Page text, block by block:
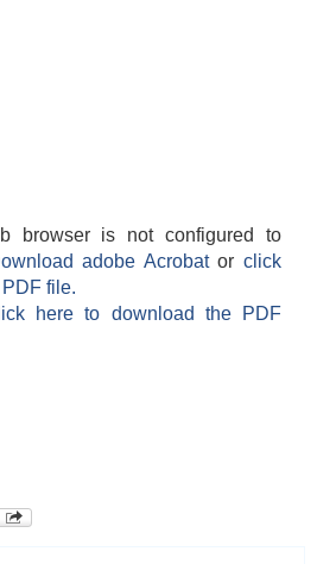
browser is not configured to
adobe Acrobatorclick
file.
here to download the PDF